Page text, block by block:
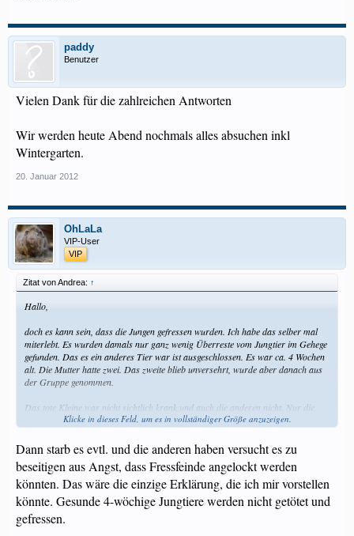
paddy
Benutzer
Vielen Dank für die zahlreichen Antworten
Wir werden heute Abend nochmals alles absuchen inkl
Wintergarten.
20. Januar 2012
OhLaLa
VIP-User
VIP
Zitat von Andrea: ↑
Hallo,
doch es kann sein, dass die Jungen gefressen wurden. Ich habe das selber mal
miterlebt. Es wurden damals nur ganz wenig Überreste vom Jungtier im Gehege
gefunden. Das es ein anderes Tier war ist ausgeschlossen. Es war ca. 4 Wochen
alt. Die Mutter hatte zwei. Das zweite blieb unversehrt, wurde aber danach aus
der Gruppe genommen.
Das tote Kleine war nicht sichtlich krank und auch die anderen nicht. Nur die
Mutter hatte an Gewicht verloren (erst nach 3 Wochen mit Jungtieren). Ev. hatte
nicht unterernährt aus.
Die Meeris hatten viel Platz und genug Futter.
Klicke in dieses Feld, um es in vollständiger Größe anzuzeigen.
Dann starb es evtl. und die anderen haben versucht es zu
beseitigen aus Angst, dass Fressfeinde angelockt werden
könnten. Das wäre die einzige Erklärung, die ich mir vorstellen
könnte. Gesunde 4-wöchige Jungtiere werden nicht getötet und
gefressen.